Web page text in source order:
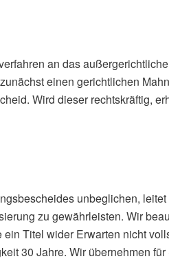
an das
einen gerichtlichen
Wird dieser rechtskräftig,
unbeglichen,
zu gewährleisten. Wir
Titel wider Erwarten nicht
30 Jahre. Wir übernehmen